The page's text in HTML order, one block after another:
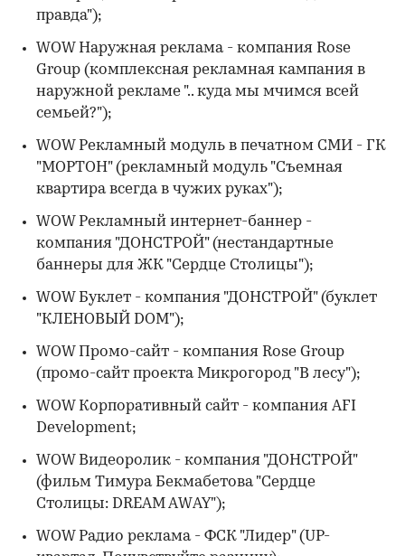
правда");
WOW Наружная реклама - компания Rose
Group (комплексная рекламная кампания в
наружной рекламе ".. куда мы мчимся всей
семьей?");
WOW Рекламный модуль в печатном СМИ - ГК
"МОРТОН" (рекламный модуль "Съемная
квартира всегда в чужих руках");
WOW Рекламный интернет-баннер -
компания "ДОНСТРОЙ" (нестандартные
баннеры для ЖК "Сердце Столицы");
WOW Буклет - компания "ДОНСТРОЙ" (буклет
"КЛЕНОВЫЙ DOM");
WOW Промо-сайт - компания Rose Group
(промо-сайт проекта Микрогород "В лесу");
WOW Корпоративный сайт - компания AFI
Development;
WOW Видеоролик - компания "ДОНСТРОЙ"
(фильм Тимура Бекмабетова "Сердце
Столицы: DREAM AWAY");
WOW Радио реклама - ФСК "Лидер" (UP-